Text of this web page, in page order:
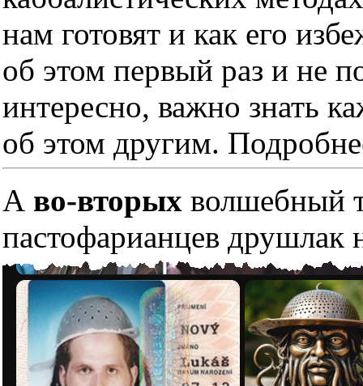
нам готовят и как его
об этом первый раз и не
интересно, важно знать
об этом другим.
А во-вторых волшебный
пастофарианцев друшлак